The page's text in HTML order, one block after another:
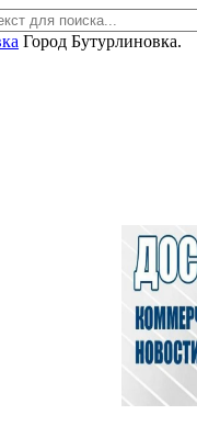
Город Бутурлиновка.